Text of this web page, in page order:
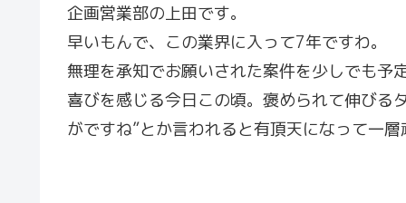
企画営業部の上田です。
早いもんで、この業界に入って7年ですわ。
無理を承知でお願いされた案件を少しでも予
喜びを感じる今日この頃。褒められて伸びる
がですね”とか言われると有頂天になって一